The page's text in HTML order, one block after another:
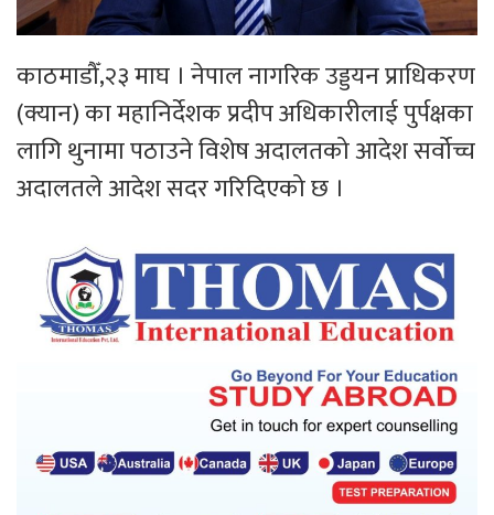
काठमाडौँ,२३ माघ । नेपाल नागरिक उड्डयन प्राधिकरण
(क्यान) का महानिर्देशक प्रदीप अधिकारीलाई पुर्पक्षका
लागि थुनामा पठाउने विशेष अदालतको आदेश सर्वोच्च
अदालतले आदेश सदर गरिदिएको छ ।